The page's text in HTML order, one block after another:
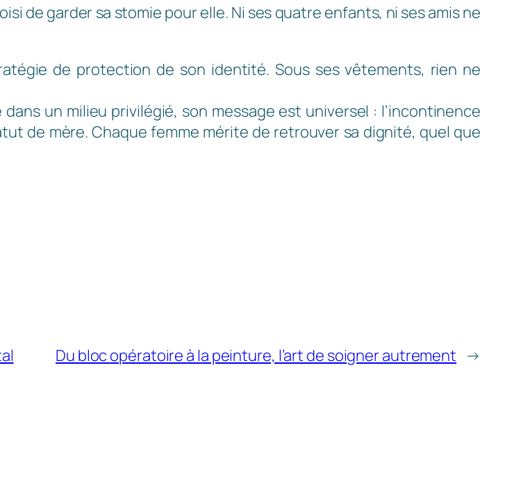
de garder sa stomie pour elle. Ni ses quatre enfants, ni ses amis ne
de protection de son identité. Sous ses vêtements, rien ne
un milieu privilégié, son message est universel : l’incontinence
de mère. Chaque femme mérite de retrouver sa dignité, quel que
Du bloc opératoire à la peinture, l’art de soigner autrement →